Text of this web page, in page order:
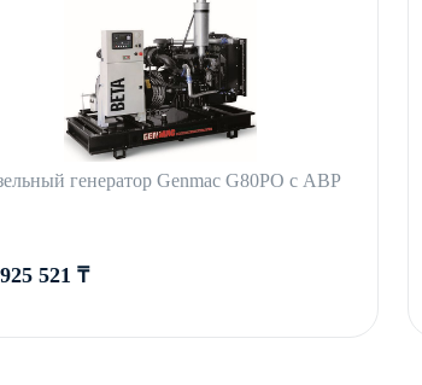
генератор Genmac G80PO с АВР
521 ₸